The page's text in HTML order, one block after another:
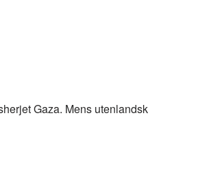
Gaza. Mens utenlandsk